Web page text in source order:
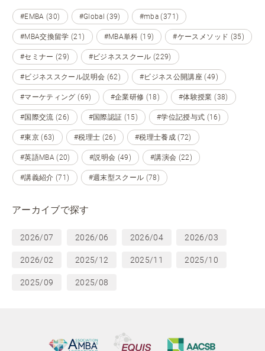
#EMBA (30) #Global (39) #mba (371)
#MBA交換留学 (21) #MBA単科 (19) #ケースメソッド (35)
#セミナー (29) #ビジネススクール (229)
#ビジネススクール説明会 (62) #ビジネス公開講座 (49)
#マーケティング (69) #企業研修 (18) #体験授業 (38)
#国際交流 (26) #国際認証 (15) #学位記授与式 (16)
#東京 (63) #税理士 (26) #税理士養成 (72)
#英語MBA (20) #説明会 (49) #講演会 (22)
#講義紹介 (71) #週末型スクール (78)
アーカイブで探す
2026/07 2026/06 2026/04 2026/03
2026/02 2025/12 2025/11 2025/10
2025/09 2025/08